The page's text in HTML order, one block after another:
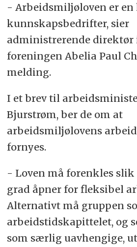
- Arbeidsmiljøloven er en
kunnskapsbedrifter, sier
administrerende direktør
foreningen Abelia Paul
melding.
I et brev til
Bjurstrøm, ber de om at
arbeidsmiljølovens
fornyes.
- Loven må forenkles slik
grad åpner for fleksibel
Alternativt må gruppen
arbeidstidskapittelet, og
som særlig uavhengige,